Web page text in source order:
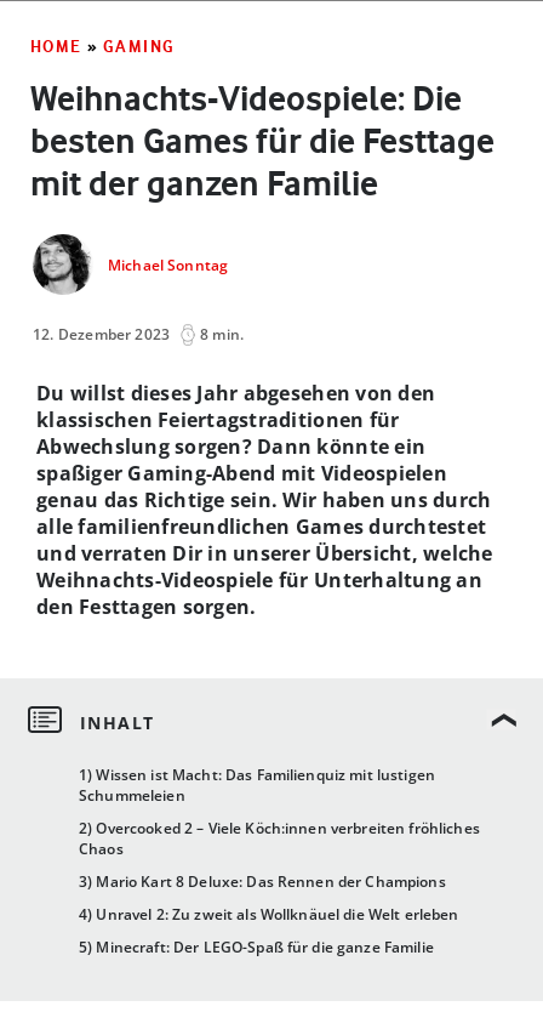
HOME » GAMING
Weihnachts-Videospiele: Die
besten Games für die Festtage
mit der ganzen Familie
Michael Sonntag
12. Dezember 2023 8 min.
1) Wissen ist Macht: Das Familienquiz mit lustigen
Schummeleien
2) Overcooked 2 – Viele Köch:innen verbreiten fröhliches
Chaos
3) Mario Kart 8 Deluxe: Das Rennen der Champions
4) Unravel 2: Zu zweit als Wollknäuel die Welt erleben
5) Minecraft: Der LEGO-Spaß für die ganze Familie
Du willst dieses Jahr abgesehen von den
klassischen Feiertagstraditionen für
Abwechslung sorgen? Dann könnte ein
spaßiger Gaming-Abend mit Videospielen
genau das Richtige sein. Wir haben uns durch
alle familienfreundlichen Games durchtestet
und verraten Dir in unserer Übersicht, welche
Weihnachts-Videospiele für Unterhaltung an
den Festtagen sorgen.